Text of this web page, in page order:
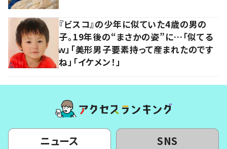
『ビスコ』の少年に似ていた4歳の男の
子。19年後の“まさかの姿”に…「似てる
ｗ」「美形男子要素持って産まれたのです
ね」「イケメン！」
ニュース SNS